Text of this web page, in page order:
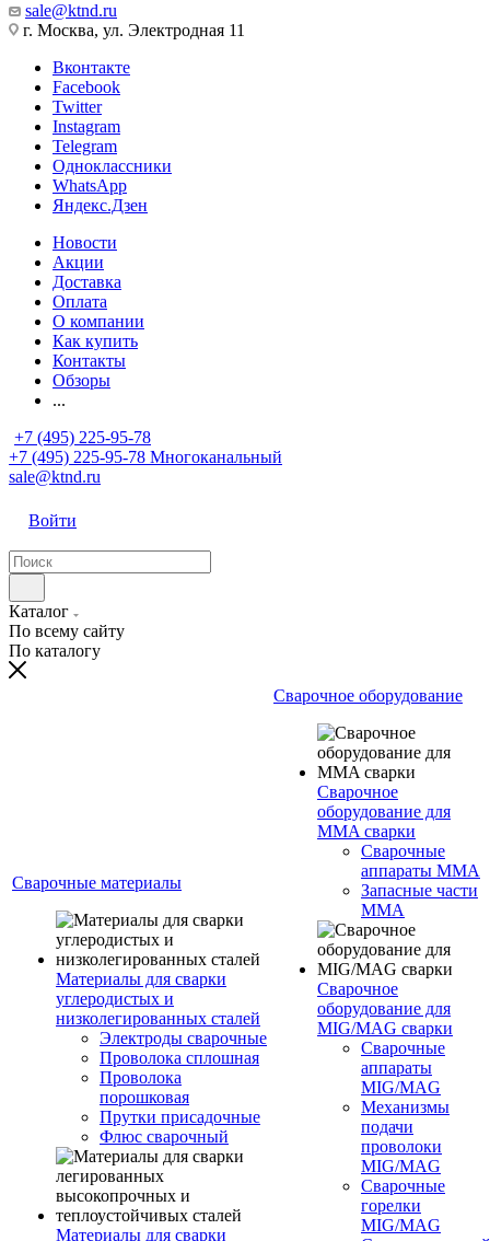
sale@ktnd.ru
г. Москва, ул. Электродная 11
Вконтакте
Facebook
Twitter
Instagram
Telegram
Одноклассники
WhatsApp
Яндекс.Дзен
Новости
Акции
Доставка
Оплата
О компании
Как купить
Контакты
Обзоры
...
+7 (495) 225-95-78
+7 (495) 225-95-78 Многоканальный
sale@ktnd.ru
Войти
Каталог
По всему сайту
По каталогу
Сварочные материалы
Материалы для сварки
углеродистых и
низколегированных сталей
Электроды сварочные
Проволока сплошная
Проволока
порошковая
Прутки присадочные
Флюс сварочный
Материалы для сварки
Сварочное оборудование
Сварочное
оборудование для
MMA сварки
Сварочные
аппараты MMA
Запасные части
MMA
Сварочное
оборудование для
MIG/MAG сварки
Сварочные
аппараты
MIG/MAG
Механизмы
подачи
проволоки
MIG/MAG
Сварочные
горелки
MIG/MAG